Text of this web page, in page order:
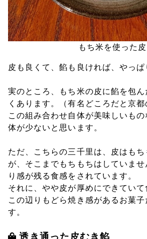
もち米を使った皮
皮も良くて、餡も良ければ、やっぱ
実のところ、もち米の皮に餡を包ん
くあります。（有名どころだと京都
この組み合わせ自体が美味しいも
体が少ないと思います。
ただ、こちらの三千里は、皮はもち
が、そこまでもちもちはしていま
り感が残る食感をされています。
それに、やや皮が厚めにできていて
この辺りもどら焼き感があるお菓子
す。
透き通った皮むき餡